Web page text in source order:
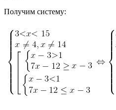
Получим систему: